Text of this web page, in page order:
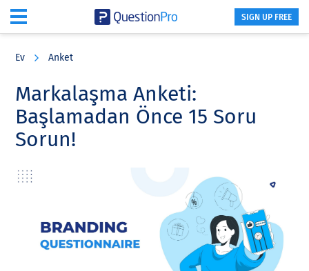
content
sidebar
SIGN UP FREE
Ev Anket
Markalaşma Anketi:
Başlamadan Önce 15 Soru
Sorun!